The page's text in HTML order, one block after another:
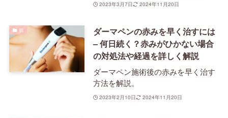
2023年3月7日 2024年11月20日
肌
ダーマペンの赤みを早く治すには
– 何日続く？赤みがひかない場合
の対処法や経過を詳しく解説
ダーマペン施術後の赤みを早く治す
方法を解説。
2023年2月10日 2024年11月20日